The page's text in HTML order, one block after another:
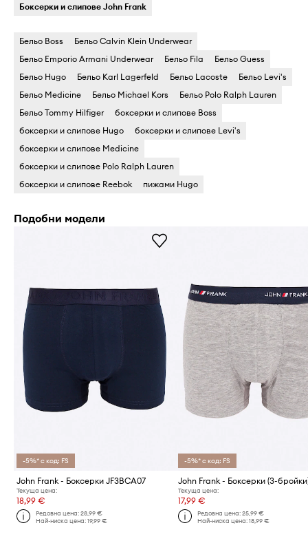
Боксерки и слипове John Frank
Бельо Boss
Бельо Calvin Klein Underwear
Бельо Emporio Armani Underwear
Бельо Fila
Бельо Guess
Бельо Hugo
Бельо Karl Lagerfeld Бельо Lacoste
Бельо Levi's
Бельо Medicine
Бельо Michael Kors
Бельо Polo Ralph Lauren
Бельо Tommy Hilfiger
боксерки и слипове Boss
боксерки и слипове Hugo
боксерки и слипове Levi's
боксерки и слипове Medicine
боксерки и слипове Polo Ralph Lauren
боксерки и слипове Reebok
пижами Hugo
Подобни модели
-5%* с код: FS
John Frank - Боксерки JF3BCA07
Текуща цена:
18,99 €
Редовна цена:28,99 €
Най-ниска цена:19,99 €
-5%* с код: FS
John Frank - Боксерки (3-
Текуща цена:
17,99 €
Редовна цена: 25,99 €
Най-ниска цена: 18,99 €